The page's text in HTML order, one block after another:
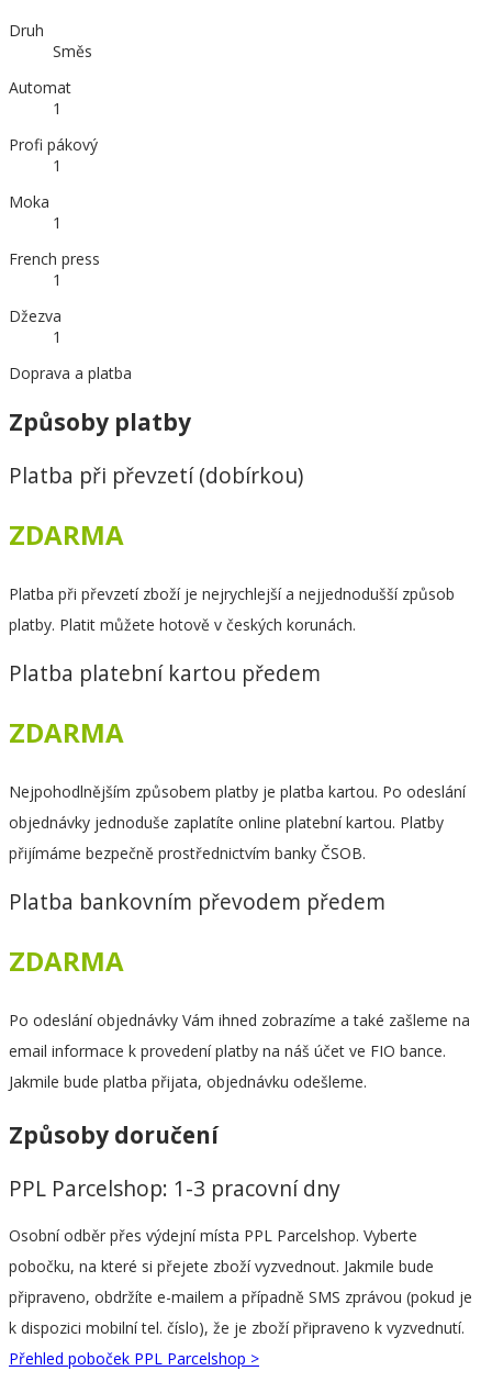
Druh
Směs
Automat
1
Profi pákový
1
Moka
1
French press
1
Džezva
1
Doprava a platba
Způsoby platby
Platba při převzetí (dobírkou)
ZDARMA
Platba při převzetí zboží je nejrychlejší a nejjednodušší způsob
platby. Platit můžete hotově v českých korunách.
Platba platební kartou předem
ZDARMA
Nejpohodlnějším způsobem platby je platba kartou. Po odeslání
objednávky jednoduše zaplatíte online platební kartou. Platby
přijímáme bezpečně prostřednictvím banky ČSOB.
Platba bankovním převodem předem
ZDARMA
Po odeslání objednávky Vám ihned zobrazíme a také zašleme na
email informace k provedení platby na náš účet ve FIO bance.
Jakmile bude platba přijata, objednávku odešleme.
Způsoby doručení
PPL Parcelshop: 1-3 pracovní dny
Osobní odběr přes výdejní místa PPL Parcelshop. Vyberte
pobočku, na které si přejete zboží vyzvednout. Jakmile bude
připraveno, obdržíte e-mailem a případně SMS zprávou (pokud je
k dispozici mobilní tel. číslo), že je zboží připraveno k vyzvednutí.
Přehled poboček PPL Parcelshop >